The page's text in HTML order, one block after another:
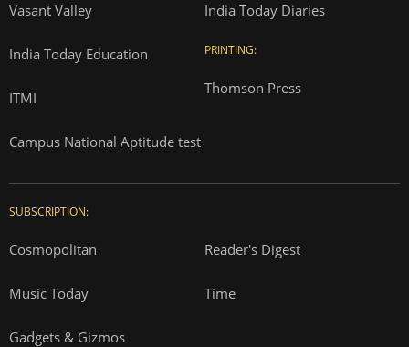
Vasant Valley
India Today Education
ITMI
Campus National Aptitude test
India Today Diaries
PRINTING:
Thomson Press
SUBSCRIPTION:
Cosmopolitan Reader's Digest
Music Today Time
Gadgets & Gizmos